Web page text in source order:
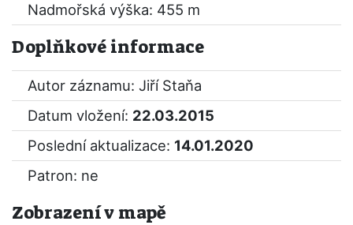
Nadmořská výška: 455 m
Doplňkové informace
Autor záznamu: Jiří Staňa
Datum vložení: 22.03.2015
Poslední aktualizace: 14.01.2020
Patron: ne
Zobrazení v mapě